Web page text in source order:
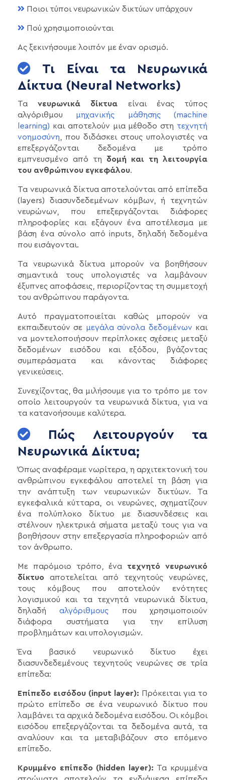
Ποιοι τύποι νευρωνικών δικτύων υπάρχουν
Πού χρησιμοποιούνται
Ας ξεκινήσουμε λοιπόν με έναν ορισμό.
Τι Είναι τα Νευρωνικά
Δίκτυα (Neural Networks)
Τανευρωνικά δίκτυα είναι ένας τύπος
αλγόριθμου μηχανικής μάθησης (machine
learning) και αποτελούν μια μέθοδο στη τεχνητή
νοημοσύνη , που διδάσκει στους υπολογιστές να
επεξεργάζονται δεδομένα με τρόπο
εμπνευσμένο από τη δομή και τη λειτουργία
του ανθρώπινου εγκεφάλου.
Τα νευρωνικά δίκτυα αποτελούνται από επίπεδα
(layers) διασυνδεδεμένων κόμβων, ή τεχνητών
νευρώνων, που επεξεργάζονται διάφορες
πληροφορίες και εξάγουν ένα αποτέλεσμα με
βάση ένα σύνολο από inputs, δηλαδή δεδομένα
που εισάγονται.
Τα νευρωνικά δίκτυα μπορούν να βοηθήσουν
σημαντικά τους υπολογιστές να λαμβάνουν
έξυπνες αποφάσεις, περιορίζοντας τη συμμετοχή
του ανθρώπινου παράγοντα.
Αυτό πραγματοποιείται καθώς μπορούν να
εκπαιδευτούν σε μεγάλα σύνολα δεδομένων και
να μοντελοποιήσουν περίπλοκες σχέσεις μεταξύ
δεδομένων εισόδου και εξόδου, βγάζοντας
συμπεράσματα και κάνοντας διάφορες
γενικεύσεις.
Συνεχίζοντας, θα μιλήσουμε για το τρόπο με τον
οποίο λειτουργούν τα νευρωνικά δίκτυα, για να
τα κατανοήσουμε καλύτερα.
Πώς Λειτουργούν τα
Νευρωνικά Δίκτυα;
Όπως αναφέραμε νωρίτερα, η αρχιτεκτονική του
ανθρώπινου εγκεφάλου αποτελεί τη βάση για
την ανάπτυξη των νευρωνικών δικτύων. Τα
εγκεφαλικά κύτταρα, οι νευρώνες, σχηματίζουν
ένα πολύπλοκο δίκτυο με διασυνδέσεις και
στέλνουν ηλεκτρικά σήματα μεταξύ τους για να
βοηθήσουν στην επεξεργασία πληροφοριών από
τον άνθρωπο.
Με παρόμοιο τρόπο, ένα τεχνητό νευρωνικό
δίκτυο αποτελείται από τεχνητούς νευρώνες,
τους κόμβους που αποτελούν ενότητες
λογισμικού και τα τεχνητά νευρωνικά δίκτυα,
δηλαδήαλγόριθμους που χρησιμοποιούν
διάφορα συστήματα για την επίλυση
προβλημάτων και υπολογισμών.
Ένα βασικό νευρωνικό δίκτυο έχει
διασυνδεδεμένους τεχνητούς νευρώνες σε τρία
επίπεδα:
Επίπεδο εισόδου (input layer): Πρόκειται για το
πρώτο επίπεδο σε ένα νευρωνικό δίκτυο που
λαμβάνει τα αρχικά δεδομένα εισόδου. Οι κόμβοι
εισόδου επεξεργάζονται τα δεδομένα αυτά, τα
αναλύουν και τα μεταβιβάζουν στο επόμενο
επίπεδο.
Κρυμμένο επίπεδο (hidden layer): Τα κρυμμένα